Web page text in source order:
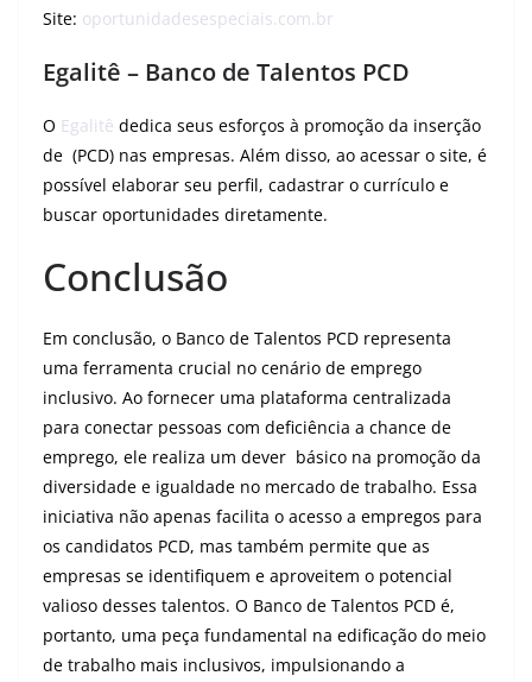
Site: oportunidadesespeciais.com.br
Egalitê – Banco de Talentos PCD
O Egalitê dedica seus esforços à promoção da inserção
de (PCD) nas empresas. Além disso, ao acessar o site, é
possível elaborar seu perfil, cadastrar o currículo e
buscar oportunidades diretamente.
Conclusão
Em conclusão, o Banco de Talentos PCD representa
uma ferramenta crucial no cenário de emprego
inclusivo. Ao fornecer uma plataforma centralizada
para conectar pessoas com deficiência a chance de
emprego, ele realiza um dever básico na promoção da
diversidade e igualdade no mercado de trabalho. Essa
iniciativa não apenas facilita o acesso a empregos para
os candidatos PCD, mas também permite que as
empresas se identifiquem e aproveitem o potencial
valioso desses talentos. O Banco de Talentos PCD é,
portanto, uma peça fundamental na edificação do meio
de trabalho mais inclusivos, impulsionando a